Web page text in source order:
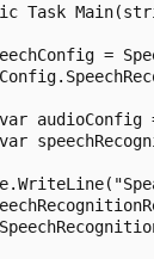
Task
=
audioConfig